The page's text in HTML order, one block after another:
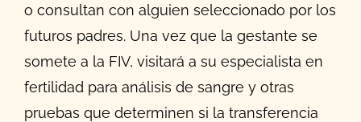
o consultan con alguien seleccionado por los
futuros padres. Una vez que la gestante se
somete a la FIV, visitará a su especialista en
fertilidad para análisis de sangre y otras
pruebas que determinen si la transferencia